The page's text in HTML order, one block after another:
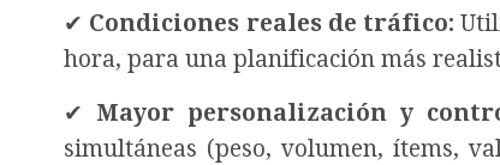
✔ Condiciones reales de tráfico:
hora, para una planificación más
✔ Mayor personalización y
simultáneas (peso, volumen, ítems,